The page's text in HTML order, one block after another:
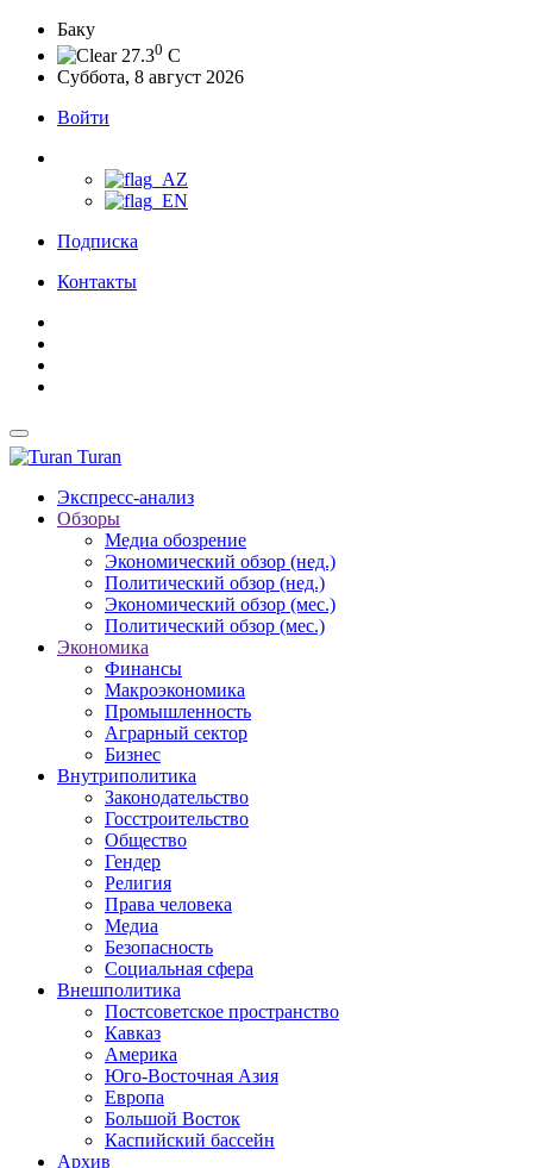
Баку
27.30 C
Суббота, 8 август 2026
Войти
Подписка
Контакты
Turan
Экспресс-анализ
Обзоры
Медиа обозрение
Экономический обзор (нед.)
Политический обзор (нед.)
Экономический обзор (мес.)
Политический обзор (мес.)
Экономика
Финансы
Макроэкономика
Промышленность
Аграрный сектор
Бизнес
Внутриполитика
Законодательство
Госстроительство
Общество
Гендер
Религия
Права человека
Медиа
Безопасность
Социальная сфера
Внешполитика
Постсоветское пространство
Кавказ
Америка
Юго-Восточная Азия
Европа
Большой Восток
Каспийский бассейн
Архив